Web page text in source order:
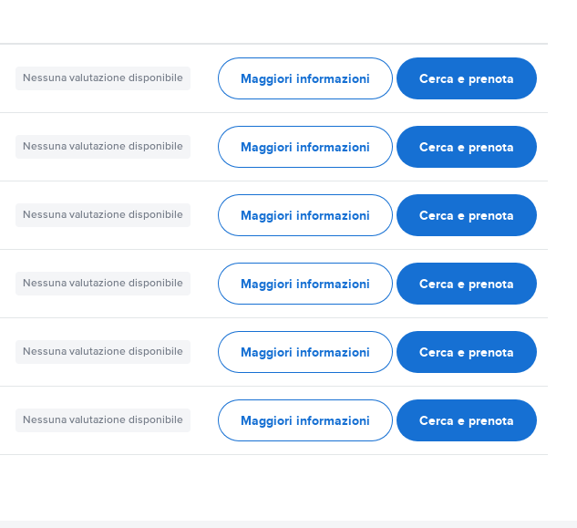
Nessuna valutazione disponibile Maggiori informazioni Cerca e prenota
Nessuna valutazione disponibile Maggiori informazioni Cerca e prenota
Nessuna valutazione disponibile Maggiori informazioni Cerca e prenota
Nessuna valutazione disponibile Maggiori informazioni Cerca e prenota
Nessuna valutazione disponibile Maggiori informazioni Cerca e prenota
Nessuna valutazione disponibile Maggiori informazioni Cerca e prenota